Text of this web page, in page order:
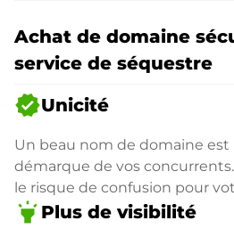
Achat de domaine
service de séquestre
verifiedUnicité
Un beau nom de domaine
démarque de vos
le risque de confusion pour
highlight Plus de visibilité